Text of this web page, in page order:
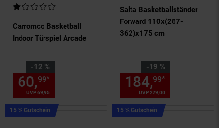
Carromco Basketball
Indoor Türspiel Arcade
Kundenbewertung: 1 von 5 Sternen
-12 %
Sie Sparen 12 Prozent,
UVP69,95
60,99* Aktueller Preis: 60,
Salta Basketballständer
Forward 110x(287-
362)x175 cm
-19 %
Sie Sparen 19 Prozent,
UVP229,00
184,99*
15 % Gutschein Kampagnen
Artikel15
15 % Gutschein Kampagnen
Artikel15